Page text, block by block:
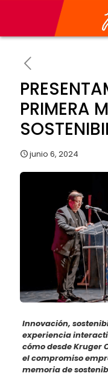
PRIMERA
junio 6, 2024
Innovación,
experiencia
cómo desde Kruger
el compromiso
memoria de